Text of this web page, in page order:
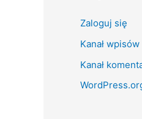
h
f
o
r
Zaloguj się
Kanał wpisów
Kanał